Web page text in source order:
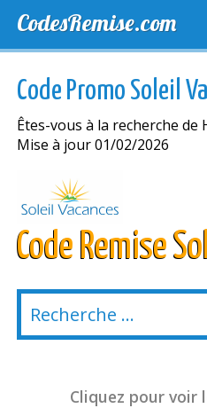
CodesRemise.com
NOUVELLES MAGASINS
Code Promo Soleil
Êtes-vous à la recherche de
Mise à jour 01/02/2026
Code Remise
Cliquez pour voir